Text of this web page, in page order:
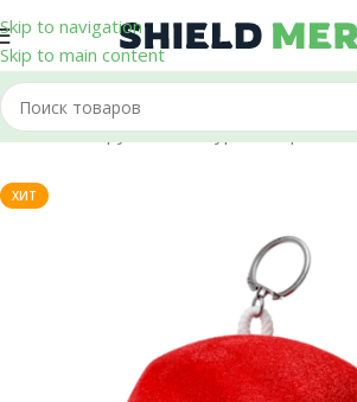
Skip to navigation
Skip to main content
Главная/Игрушки и Фигурки/Шары
ХИТ